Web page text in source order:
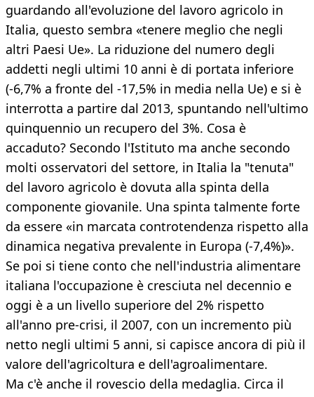
guardando all'evoluzione del lavoro agricolo in
Italia, questo sembra «tenere meglio che negli
altri Paesi Ue». La riduzione del numero degli
addetti negli ultimi 10 anni è di portata inferiore
(-6,7% a fronte del -17,5% in media nella Ue) e si è
interrotta a partire dal 2013, spuntando nell'ultimo
quinquennio un recupero del 3%. Cosa è
accaduto? Secondo l'Istituto ma anche secondo
molti osservatori del settore, in Italia la "tenuta"
del lavoro agricolo è dovuta alla spinta della
componente giovanile. Una spinta talmente forte
da essere «in marcata controtendenza rispetto alla
dinamica negativa prevalente in Europa (-7,4%)».
Se poi si tiene conto che nell'industria alimentare
italiana l'occupazione è cresciuta nel decennio e
oggi è a un livello superiore del 2% rispetto
all'anno pre-crisi, il 2007, con un incremento più
netto negli ultimi 5 anni, si capisce ancora di più il
valore dell'agricoltura e dell'agroalimentare.
Ma c'è anche il rovescio della medaglia. Circa il